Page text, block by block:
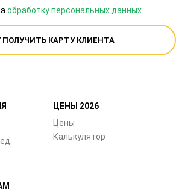
обработку персональных данных
ПОЛУЧИТЬ КАРТУ КЛИЕНТА
ЦЕНЫ 2026
Цены
Калькулятор